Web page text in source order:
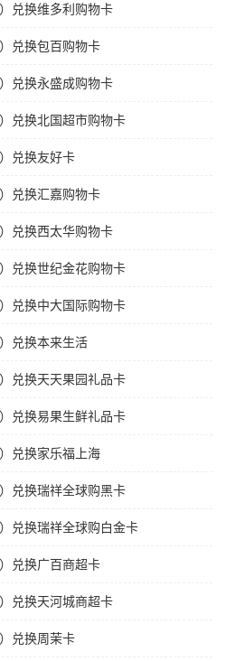
兑换维多利购物卡
兑换包百购物卡
兑换永盛成购物卡
兑换北国超市购物卡
兑换友好卡
兑换汇嘉购物卡
兑换西太华购物卡
兑换世纪金花购物卡
兑换中大国际购物卡
兑换本来生活
兑换天天果园礼品卡
兑换易果生鲜礼品卡
兑换家乐福上海
兑换瑞祥全球购黑卡
兑换瑞祥全球购白金卡
兑换广百商超卡
兑换天河城商超卡
兑换周茉卡